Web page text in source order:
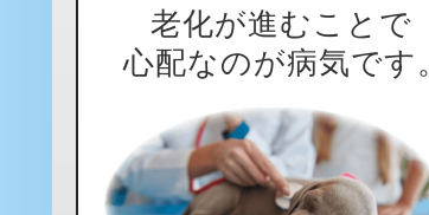
老化が進むことで
心配なのが病気です。